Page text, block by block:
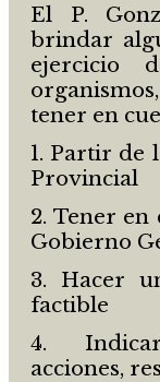
El P.
brindar
ejercicio
tener en
1. Partir de
Provincial
2. Tener en
Gobierno
3. Hacer
factible
4.
acciones,